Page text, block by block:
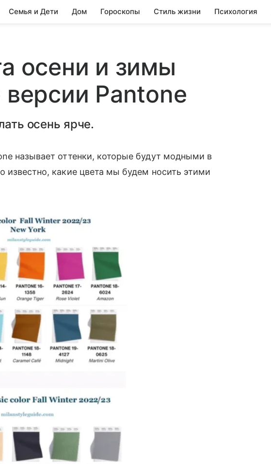
Семья и Дети Дом Гороскопы Стиль жизни Психология
осени и зимы
Pantone
осень ярче.
называет оттенки, которые будут модными в
какие цвета мы будем носить этими